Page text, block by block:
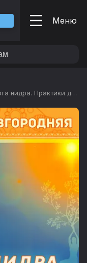
Меню
Йога нидра. Практики для расслабления